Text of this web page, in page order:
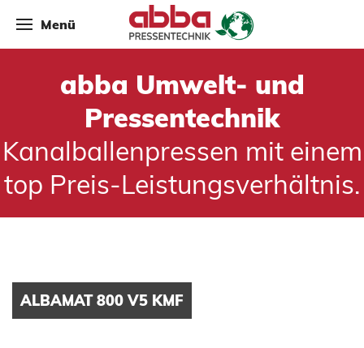
Menü
abba Umwelt- und
Pressentechnik
Kanalballenpressen mit einem
top Preis-Leistungsverhältnis.
ALBAMAT 800 V5 KMF